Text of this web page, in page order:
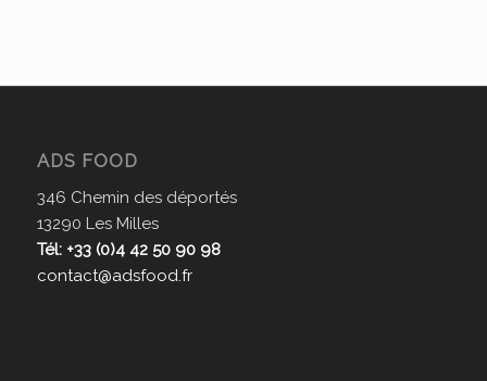
ADS FOOD
346 Chemin des déportés
13290 Les Milles
Tél: +33 (0)4 42 50 90 98
contact@adsfood.fr